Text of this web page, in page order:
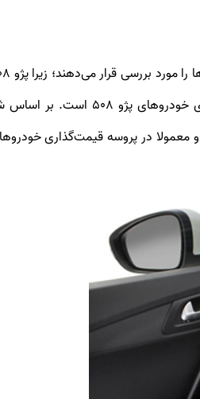
گسترده‌ای از امکانات و تجهیزات رفاهی عرضه شده است. در نظر بگیرید که اصالت آپشن‌ها یک